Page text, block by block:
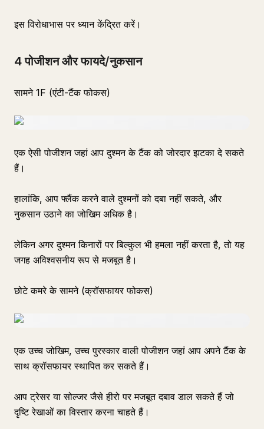
इस विरोधाभास पर ध्यान केंद्रित करें।
4 पोजीशन और फायदे/नुकसान
सामने 1F (एंटी-टैंक फोकस)
एक ऐसी पोजीशन जहां आप दुश्मन के टैंक को जोरदार झटका दे सकते
हैं।
हालांकि, आप फ्लैंक करने वाले दुश्मनों को दबा नहीं सकते, और
नुकसान उठाने का जोखिम अधिक है।
लेकिन अगर दुश्मन किनारों पर बिल्कुल भी हमला नहीं करता है, तो यह
जगह अविश्वसनीय रूप से मजबूत है।
छोटे कमरे के सामने (क्रॉसफायर फोकस)
एक उच्च जोखिम, उच्च पुरस्कार वाली पोजीशन जहां आप अपने टैंक के
साथ क्रॉसफायर स्थापित कर सकते हैं।
आप ट्रेसर या सोल्जर जैसे हीरो पर मजबूत दबाव डाल सकते हैं जो
दृष्टि रेखाओं का विस्तार करना चाहते हैं।